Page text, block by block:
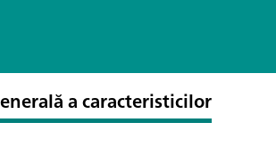
a caracteristicilor